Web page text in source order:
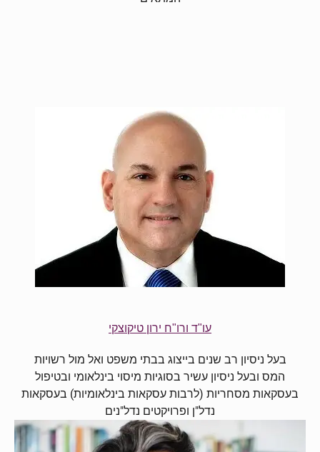
עו"ד ורו"ח ירון טיקוצקי
בעל ניסיון רב שנים בייצוג בבתי משפט ואל מול רשויות
המס ובעל ניסיון עשיר בסוגיות מיסוי בינלאומי ובטיפול
בעסקאות מסחריות (לרבות עסקאות בינלאומיות) בעסקאות
נדל"ן ופרויקטים נדל"נים